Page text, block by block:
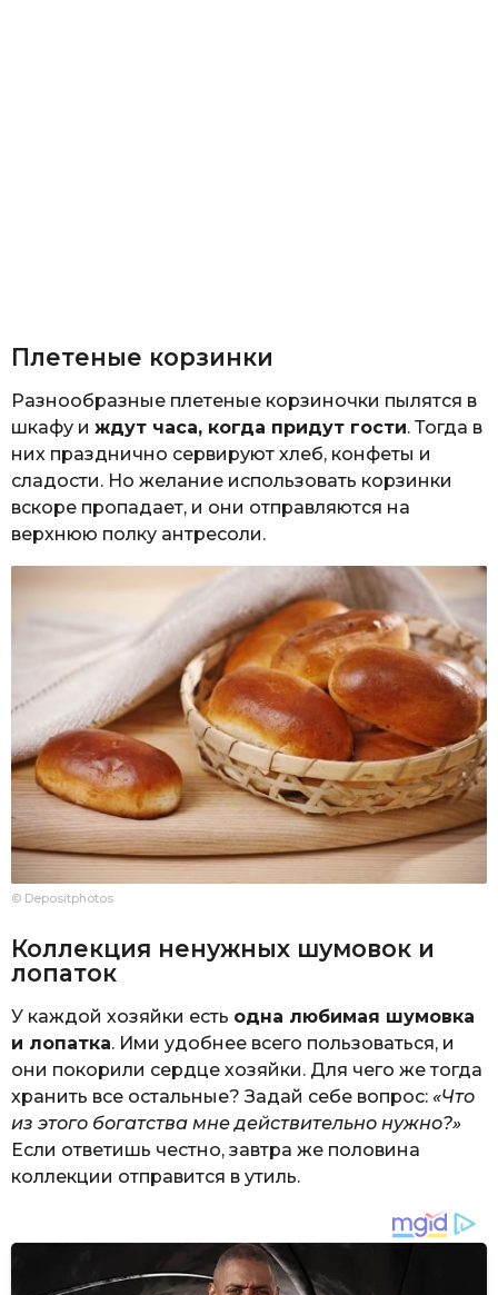
Плетеные корзинки
Разнообразные плетеные корзиночки пылятся в
шкафу и ждут часа, когда придут гости. Тогда в
них празднично сервируют хлеб, конфеты и
сладости. Но желание использовать корзинки
вскоре пропадает, и они отправляются на
верхнюю полку антресоли.
© Depositphotos
Коллекция ненужных шумовок и
лопаток
У каждой хозяйки есть одна любимая шумовка
и лопатка. Ими удобнее всего пользоваться, и
они покорили сердце хозяйки. Для чего же тогда
хранить все остальные? Задай себе вопрос: «Что
из этого богатства мне действительно нужно?»
Если ответишь честно, завтра же половина
коллекции отправится в утиль.